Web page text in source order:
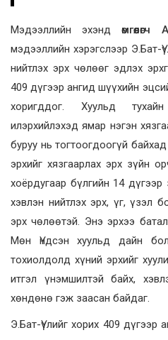
Мэдээллийн эхэнд
мэдээллийн хэрэгслээр Э.Бат-
нийтлэх эрх чөлөөг эдлэх
409 дүгээр ангид шүүхийн
хоригддог. Хуульд
илэрхийлэхэд ямар нэгэн
буруу нь тогтоогдоогүй
эрхийг хязгаарлах эрх зүйн
хоёрдугаар бүлгийн 14
хэвлэн нийтлэх эрх, үг, үзэл
эрх чөлөөтэй. Энэ эрхээ
Мөн Үндсэн хуульд дайн
тохиолдолд хүний эрхийг
итгэл үнэмшилтэй байх,
хөндөнө гэж заасан байдаг.
Э.Бат-Үүлийг хорих 409